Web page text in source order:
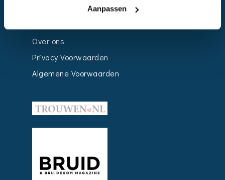
Aanpassen
Over ons
Privacy Voorwaarden
Algemene Voorwaarden